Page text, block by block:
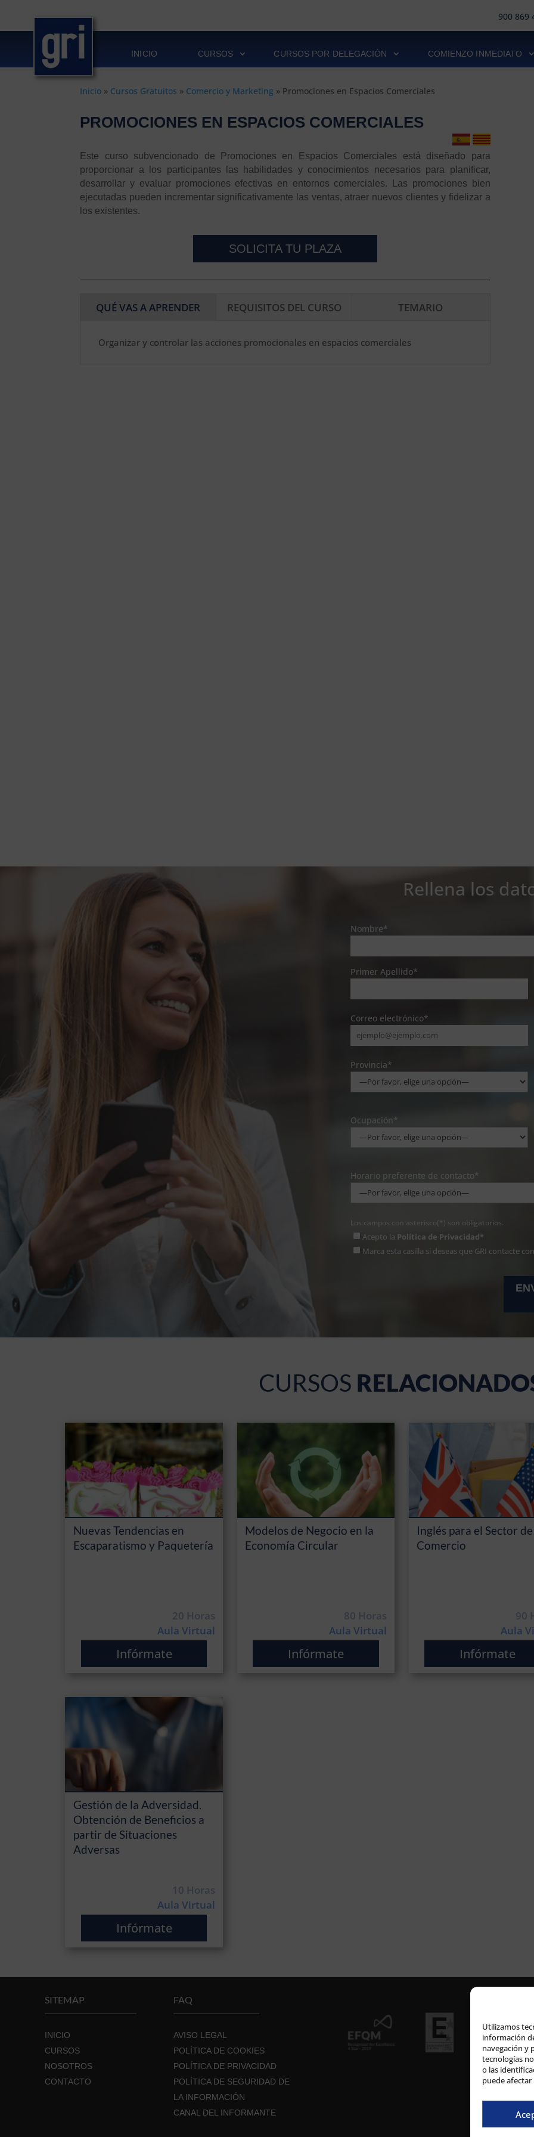
Utilizamos
información
navegación y
tecnologías
o las
puede afectar
900 869
INICIO CURSOS CURSOS POR DELEGACIÓN COMIENZO INMEDIATO
Inicio » Cursos Gratuitos » Comercio y Marketing » Promociones en Espacios Comerciales
PROMOCIONES EN ESPACIOS COMERCIALES
Este curso subvencionado de Promociones en Espacios Comerciales está diseñado para
proporcionar a los participantes las habilidades y conocimientos necesarios para planificar,
desarrollar y evaluar promociones efectivas en entornos comerciales. Las promociones bien
ejecutadas pueden incrementar significativamente las ventas, atraer nuevos clientes y fidelizar a
los existentes.
SOLICITA TU PLAZA
QUÉ VAS A APRENDER REQUISITOS DEL CURSO TEMARIO
Organizar y controlar las acciones promocionales en espacios comerciales
Rellena los
Nombre*
Primer Apellido*
Correo electrónico*
Provincia*
Ocupación*
Horario preferente de contacto*
Los campos con asterisco(*) son obligatorios.
Acepto la Política de Privacidad*
Marca esta casilla si deseas que GRI contacte
CURSOS
Nuevas Tendencias en
Escaparatismo y Paquetería
20 Horas
Aula Virtual
Infórmate
Modelos de Negocio en la
Economía Circular
80 Horas
Aula Virtual
Infórmate
Inglés para el Sector de
Comercio
90
Aula
Infórmate
Gestión de la Adversidad.
Obtención de Beneficios a
partir de Situaciones
Adversas
10 Horas
Aula Virtual
Infórmate
SITEMAP
INICIO
CURSOS
NOSOTROS
CONTACTO
FAQ
AVISO LEGAL
POLÍTICA DE COOKIES
POLÍTICA DE PRIVACIDAD
POLÍTICA DE SEGURIDAD DE
LA INFORMACIÓN
CANAL DEL INFORMANTE